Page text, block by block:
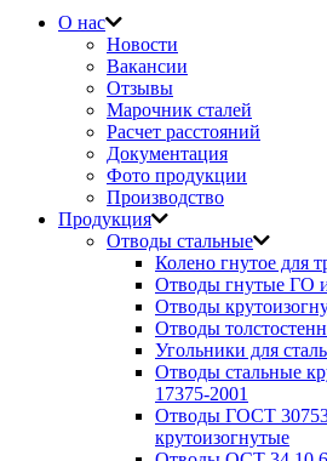
О нас
Новости
Вакансии
Отзывы
Марочник сталей
Расчет расстояний
Документация
Фото продукции
Производство
Продукция
Отводы стальные
Колено гнутое для
Отводы гнутые ГО
Отводы
Отводы
Угольники для
Отводы стальные
17375-2001
Отводы ГОСТ
крутоизогнутые